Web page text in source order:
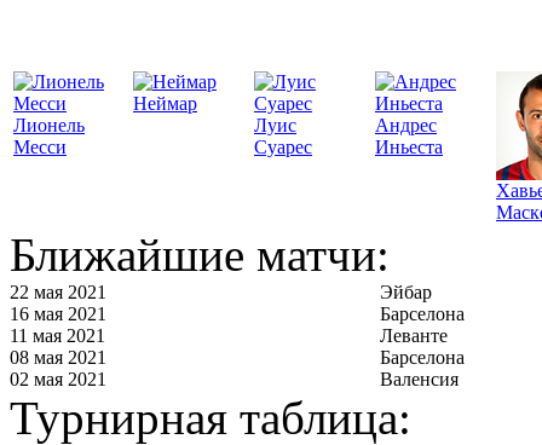
Лионель
Месси
Неймар
Луис
Суарес
Андрес
Иньеста
Ближайшие матчи:
22 мая 2021
Эйбар
16 мая 2021
Барселона
11 мая 2021
Леванте
08 мая 2021
Барселона
02 мая 2021
Валенсия
Турнирная таблица: